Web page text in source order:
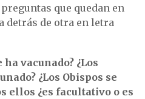
que quedan en
detrás de otra en letra
ha vacunado? ¿Los
¿Los Obispos se
ellos ¿es facultativo o es